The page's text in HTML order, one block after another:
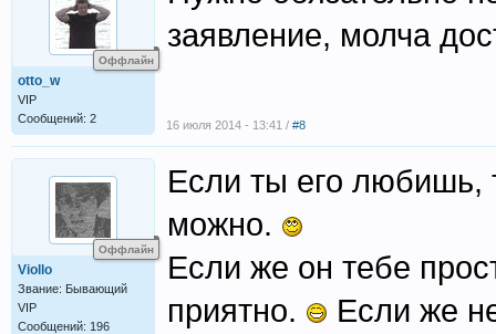
Оффлайн
otto_w
VIP
Сообщений: 2
заявление, молча
16 июля 2014 - 13:41 / #8
Оффлайн
Viollo
Звание: Бывающий
VIP
Сообщений: 196
Если ты его любишь,
можно.
Если же он тебе
приятно.
Если же